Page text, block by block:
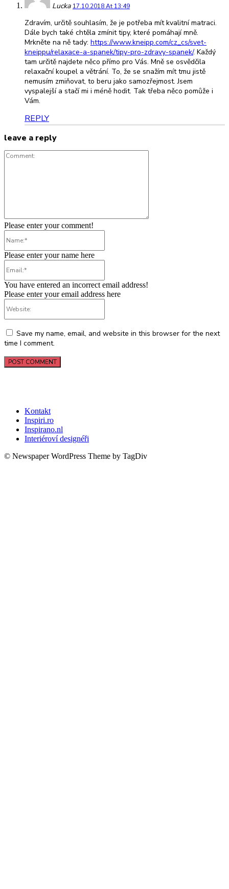
Lucka 17.10.2018 At 13:49
Zdravím, určitě souhlasím, že je potřeba mít kvalitní matraci.
Dále bych také chtěla zmínit tipy, které pomáhají mně.
Mrkněte na ně tady: https://www.kneipp.com/cz_cs/svet-
kneippu/relaxace-a-spanek/tipy-pro-zdravy-spanek/. Každý
tam určitě najdete něco přímo pro Vás. Mně se osvědčila
relaxační koupel a větrání. To, že se snažím mít tmu jistě
nemusím zmiňovat, to beru jako samozřejmost. Jsem
vyspalejší a stačí mi i méně hodit. Tak třeba něco pomůže i
Vám.
REPLY
leave a reply
Please enter your comment!
Please enter your name here
You have entered an incorrect email address!
Please enter your email address here
Save my name, email, and website in this browser for the next
time I comment.
Kontakt
Inspiri.ro
Inspirano.nl
Interiéroví designéři
© Newspaper WordPress Theme by TagDiv